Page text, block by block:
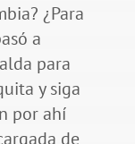
¿Para
a
para
y siga
por ahí
de